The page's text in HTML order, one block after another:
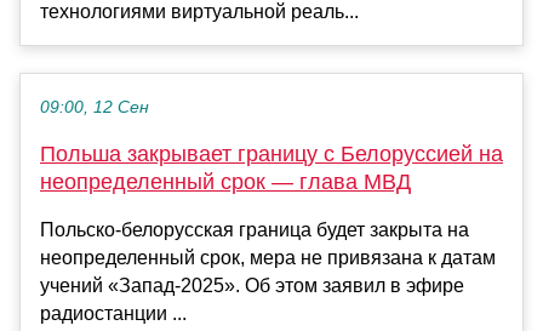
технологиями виртуальной реаль...
09:00, 12 Сен
Польша закрывает границу с Белоруссией на
неопределенный срок — глава МВД
Польско-белорусская граница будет закрыта на
неопределенный срок, мера не привязана к датам
учений «Запад-2025». Об этом заявил в эфире
радиостанции ...